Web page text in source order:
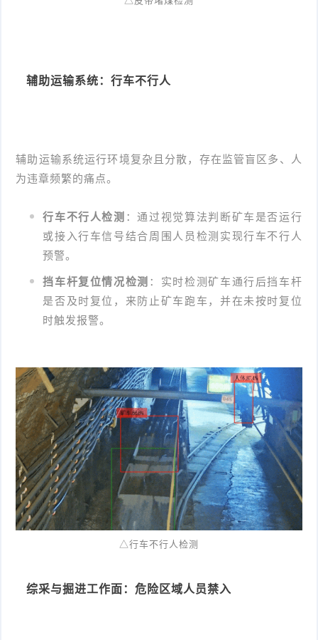
辅助运输系统：行车不行人
辅助运输系统运行环境复杂且分散，存在监管盲区多、人
为违章频繁的痛点。
行车不行人检测 ：通过视觉算法判 断矿车是否运行
或接入行车信号结合周围人员检测实现行车不行人
预警。
挡车杆复位情况检测 ：实时检测矿车通行后挡车杆
是否及时复位，来防止矿车跑车，并在未按时复位
时触发报警。
△行车不行人检测
综采与掘进工作面：危险区域人员禁入